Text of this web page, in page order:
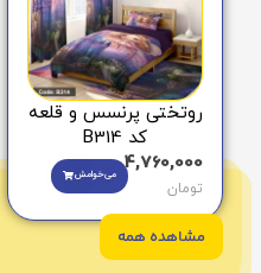
روتختی پرنسس و قلعه
کد B314
4,760,000
تومان
می‌خوامش
مشاهده همه